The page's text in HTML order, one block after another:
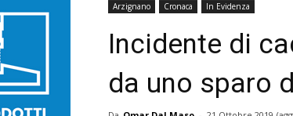
Arzignano Cronaca In Evidenza
Incidente di
da uno sparo